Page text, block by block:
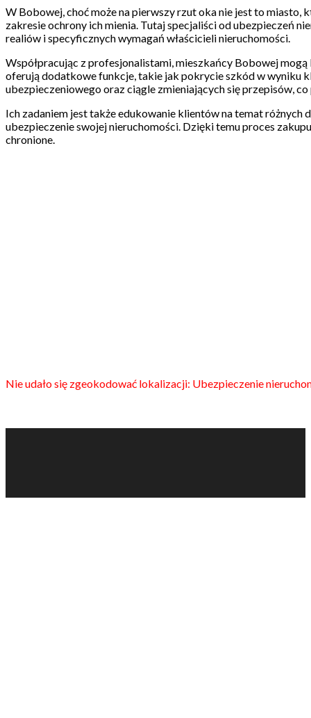
W Bobowej, choć może na pierwszy rzut oka nie jest to
zakresie ochrony ich mienia. Tutaj specjaliści od ubezpieczeń
realiów i specyficznych wymagań właścicieli nieruchomości.
Współpracując z profesjonalistami, mieszkańcy Bobowej
oferują dodatkowe funkcje, takie jak pokrycie szkód w wyniku
ubezpieczeniowego oraz ciągle zmieniających się przepisów,
Ich zadaniem jest także edukowanie klientów na temat różnych
ubezpieczenie swojej nieruchomości. Dzięki temu proces
chronione.
Nie udało się zgeokodować lokalizacji: Ubezpieczenie